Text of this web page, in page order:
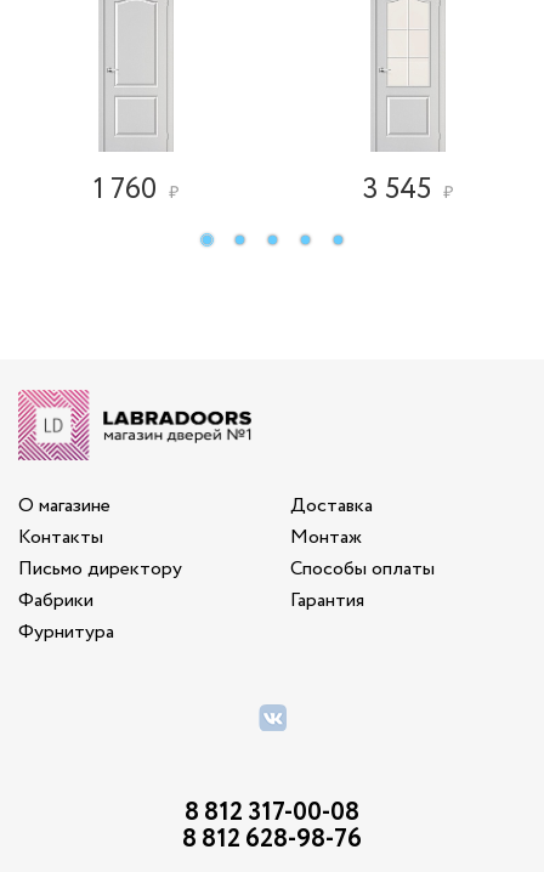
1 760 ₽ 3 545 ₽
О магазине
Контакты
Письмо директору
Фабрики
Фурнитура
Доставка
Монтаж
Способы оплаты
Гарантия
8 812 317-00-08
8 812 628-98-76